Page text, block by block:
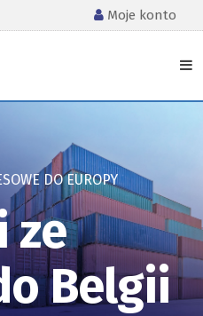
Moje konto
DO EUROPY
ze
Belgii